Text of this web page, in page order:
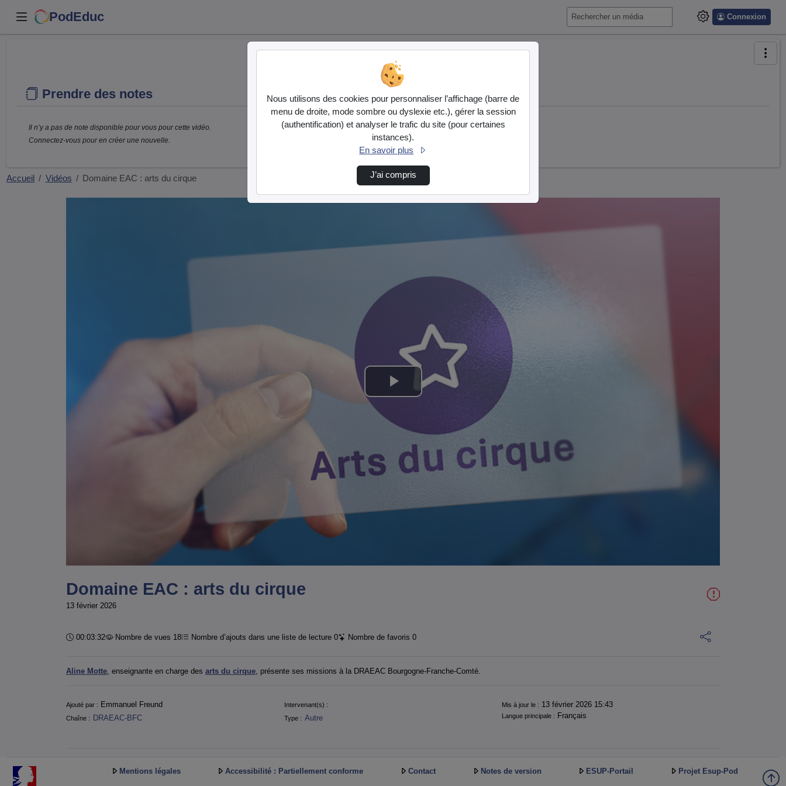
PodEduc Connexion
Prendre des notes
Il n’y a pas de note disponible pour vous pour cette vidéo.
Connectez-vous pour en créer une nouvelle.
Accueil Vidéos Domaine EAC : arts du cirque
Lire
la
vidéo
Domaine EAC : arts du cirque
13 février 2026
Durée :
00:03:32 Nombre de vues 18 Nombre d’ajouts dans une liste de lecture 0 Nombre de favoris 0
Aline Motte , enseignante en charge des arts du cirque , présente ses missions à la DRAEAC Bourgogne-Franche-Comté.
Informations
Ajouté par : Emmanuel Freund Intervenant(s) : Mis à jour le : 13 février 2026 15:43
Chaîne : DRAEAC-BFC Type : Autre Langue principale : Français
Mentions légales Accessibilité : Partiellement conforme Contact Notes de version ESUP-Portail Projet Esup-Pod
Nous utilisons des cookies pour personnaliser l’affichage (barre de
menu de droite, mode sombre ou dyslexie etc.), gérer la session
(authentification) et analyser le trafic du site (pour certaines
instances).
En savoir plus
J’ai compris